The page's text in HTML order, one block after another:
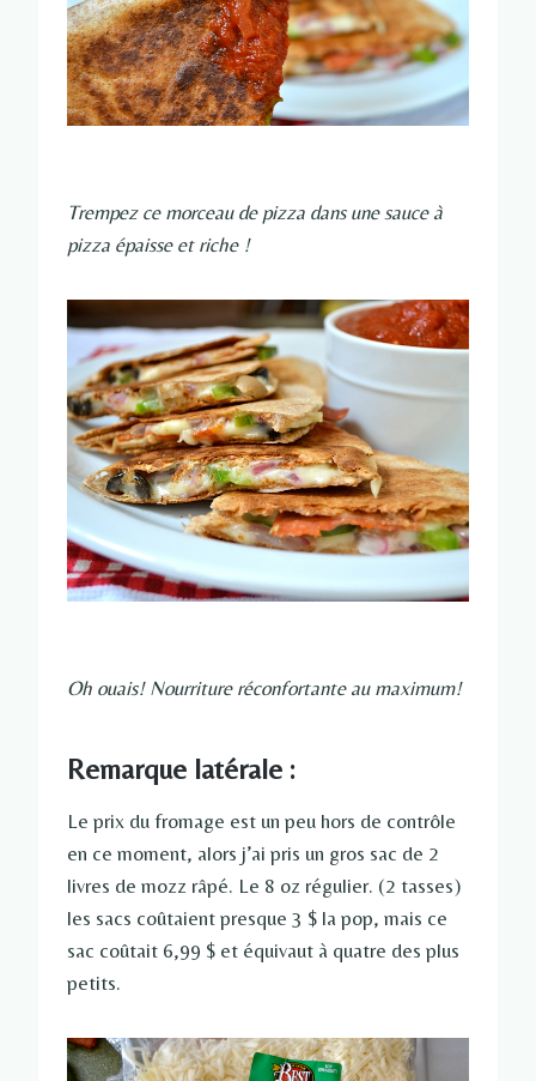
Trempez ce morceau de pizza dans une sauce à
pizza épaisse et riche !
Oh ouais! Nourriture réconfortante au maximum!
Remarque latérale :
Le prix du fromage est un peu hors de contrôle
en ce moment, alors j’ai pris un gros sac de 2
livres de mozz râpé. Le 8 oz régulier. (2 tasses)
les sacs coûtaient presque 3 $ la pop, mais ce
sac coûtait 6,99 $ et équivaut à quatre des plus
petits.